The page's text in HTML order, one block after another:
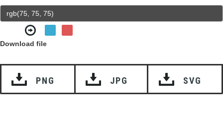
Download file
PNG JPG SVG